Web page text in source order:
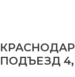
ПОДЪЕЗД